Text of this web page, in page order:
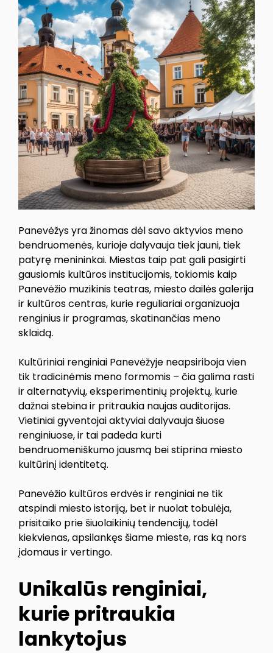
Panevėžys yra žinomas dėl savo aktyvios meno
bendruomenės, kurioje dalyvauja tiek jauni, tiek
patyrę menininkai. Miestas taip pat gali pasigirti
gausiomis kultūros institucijomis, tokiomis kaip
Panevėžio muzikinis teatras, miesto dailės galerija
ir kultūros centras, kurie reguliariai organizuoja
renginius ir programas, skatinančias meno
sklaidą.
Kultūriniai renginiai Panevėžyje neapsiriboja vien
tik tradicinėmis meno formomis – čia galima rasti
ir alternatyvių, eksperimentinių projektų, kurie
dažnai stebina ir pritraukia naujas auditorijas.
Vietiniai gyventojai aktyviai dalyvauja šiuose
renginiuose, ir tai padeda kurti
bendruomeniškumo jausmą bei stiprina miesto
kultūrinį identitetą.
Panevėžio kultūros erdvės ir renginiai ne tik
atspindi miesto istoriją, bet ir nuolat tobulėja,
prisitaiko prie šiuolaikinių tendencijų, todėl
kiekvienas, apsilankęs šiame mieste, ras ką nors
įdomaus ir vertingo.
Unikalūs renginiai,
kurie pritraukia
lankytojus